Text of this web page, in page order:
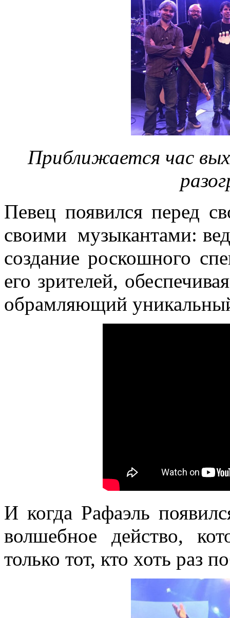
Приближается час
Певец появился перед
своими музыкантами:
создание роскошного
его зрителей,
обрамляющий
И когда Рафаэль
волшебное действо,
только тот, кто хоть раз